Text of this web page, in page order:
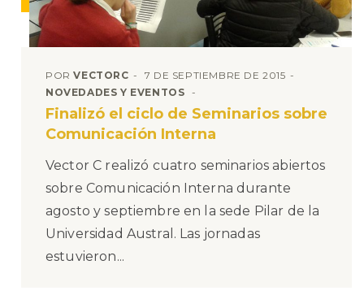
PORVECTORC
7 DE SEPTIEMBRE DE 2015
NOVEDADES Y EVENTOS
Finalizó el ciclo de Seminarios sobre
Comunicación Interna
Vector C realizó cuatro seminarios abiertos
sobre Comunicación Interna durante
agosto y septiembre en la sede Pilar de la
Universidad Austral. Las jornadas
estuvieron...